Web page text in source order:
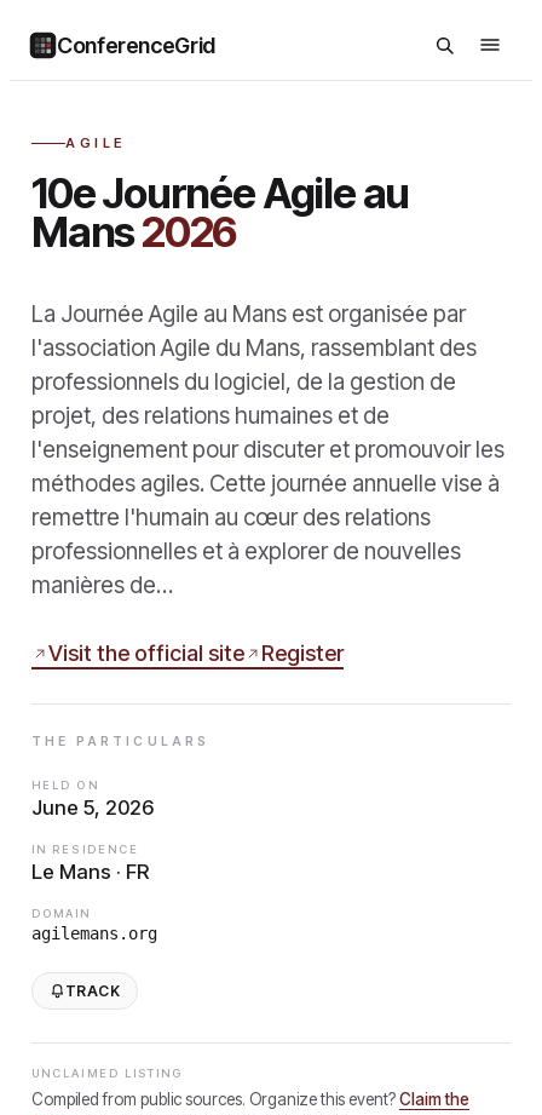
ConferenceGrid
AGILE
10e Journée Agile au
Mans2026
La Journée Agile au Mans est organisée par
l'association Agile du Mans, rassemblant des
professionnels du logiciel, de la gestion de
projet, des relations humaines et de
l'enseignement pour discuter et promouvoir les
méthodes agiles. Cette journée annuelle vise à
remettre l'humain au cœur des relations
professionnelles et à explorer de nouvelles
manières de…
Visit the official site Register
THE PARTICULARS
HELD ON
June 5, 2026
IN RESIDENCE
Le Mans · FR
DOMAIN
agilemans.org
TRACK
UNCLAIMED LISTING
Compiled from public sources. Organize this event?Claim the